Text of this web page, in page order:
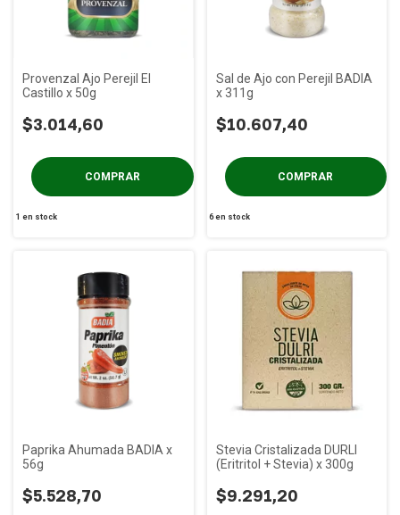
Provenzal Ajo Perejil El
Castillo x 50g
$3.014,60
1 en stock
Sal de Ajo con Perejil BADIA
x 311g
$10.607,40
6en stock
Paprika Ahumada BADIA x
56g
$5.528,70
Stevia Cristalizada DURLI
(Eritritol + Stevia) x 300g
$9.291,20